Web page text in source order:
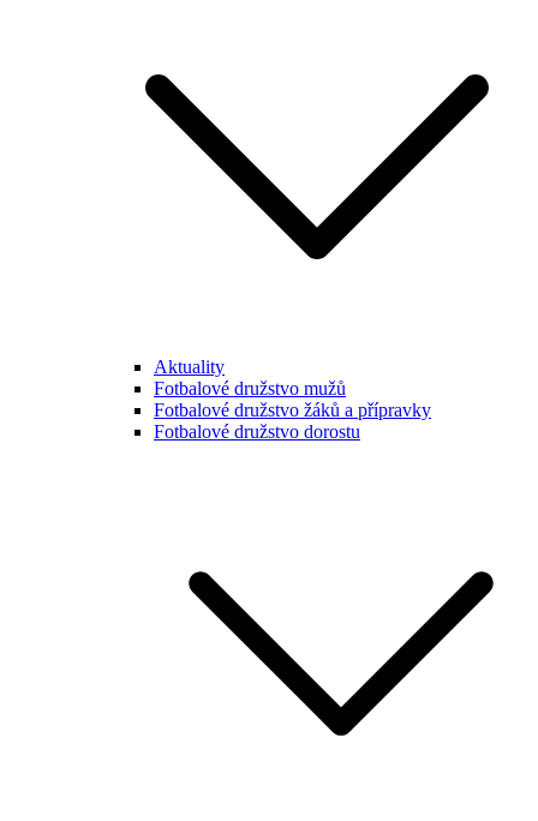
Aktuality
Fotbalové družstvo mužů
Fotbalové družstvo žáků a přípravky
Fotbalové družstvo dorostu